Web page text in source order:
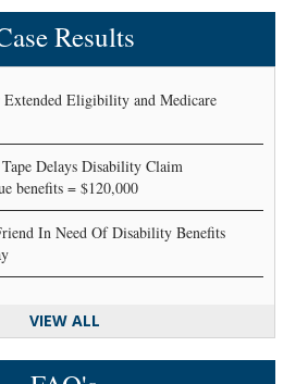
Results
Eligibility and Medicare
Delays Disability Claim
benefits = $120,000
In Need Of Disability Benefits
VIEW ALL